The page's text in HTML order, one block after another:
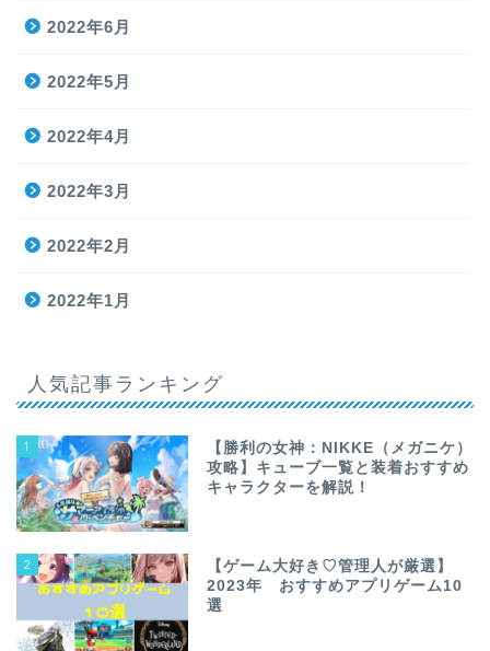
2022年6月
2022年5月
2022年4月
2022年3月
2022年2月
2022年1月
人気記事ランキング
1
【勝利の女神：NIKKE（メガニケ）
攻略】キューブ一覧と装着おすすめ
キャラクターを解説！
2
【ゲーム大好き♡管理人が厳選】
2023年 おすすめアプリゲーム10
選